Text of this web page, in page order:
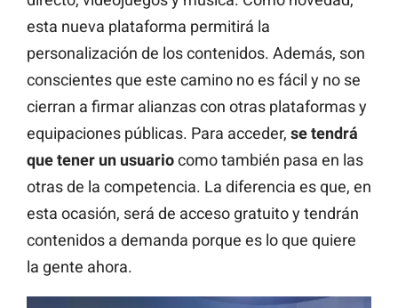
esta nueva plataforma permitirá la
personalización de los contenidos. Además, son
conscientes que este camino no es fácil y no se
cierran a firmar alianzas con otras plataformas y
equipaciones públicas. Para acceder, se tendrá
que tener un usuariocomo también pasa en las
otras de la competencia. La diferencia es que, en
esta ocasión, será de acceso gratuito y tendrán
contenidos a demanda porque es lo que quiere
la gente ahora.